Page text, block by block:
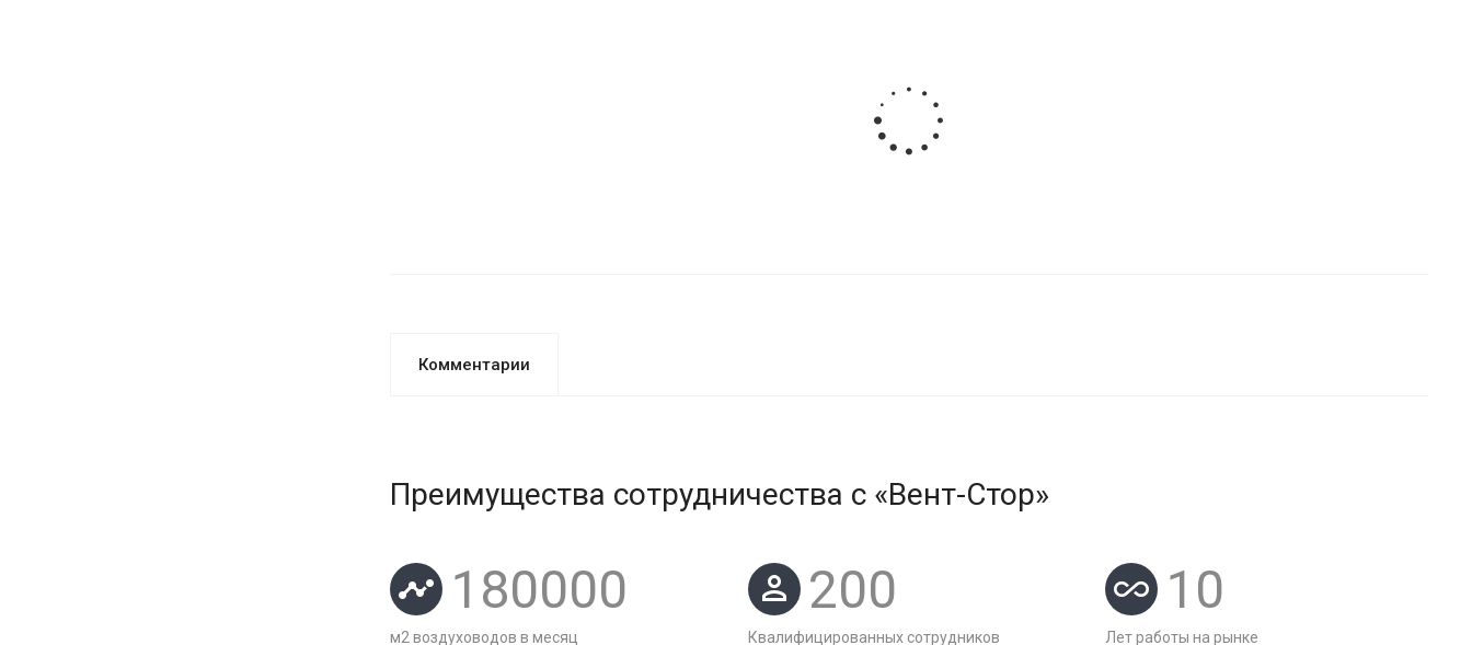
Комментарии
Преимущества сотрудничества с «Вент-Стор»
180000
м2 воздуховодов в месяц
200
Квалифицированных сотрудников
10
Лет работы на рынке